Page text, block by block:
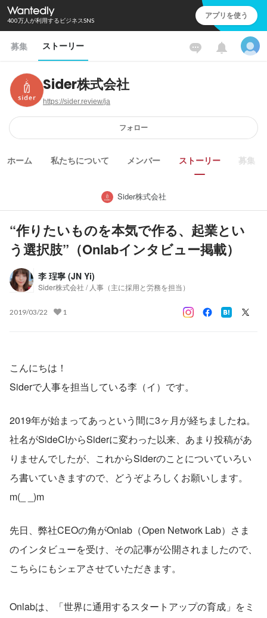
400万人が利用するビジネスSNS アプリを使う
募集 ストーリー
Sider株式会社
https://sider.review/ja
フォロー
ホーム 私たちについて メンバー ストーリー 募集
Sider株式会社
“作りたいものを本気で作る、起業とい
う選択肢”（Onlabインタビュー掲載）
李 珵寧 (JN Yi)
Sider株式会社 / 人事（主に採用と労務を担当）
2019/03/22 1
こんにちは！
Siderで人事を担当している李（イ）です。
2019年が始まってあっという間に3ヶ月が経ちましたね。
社名がSideCIからSiderに変わった以来、あまり投稿があ
りませんでしたが、これからSiderのことについていろい
ろ書いていきますので、どうぞよろしくお願いします。
m(_ _)m
先日、弊社CEOの角がOnlab（Open Network Lab）さま
のインタビューを受け、その記事が公開されましたので、
こちらにもシェアさせていただきます。
Onlabは、「世界に通用するスタートアップの育成」をミ